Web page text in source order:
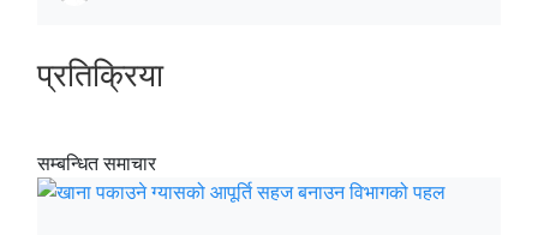
प्रतिक्रिया
सम्बन्धित समाचार